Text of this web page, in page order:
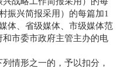
振兴简报采用）的每篇加1
体、省级媒体、市级媒体范
市委市政府主管主办的电
情形之一的，予以扣分，